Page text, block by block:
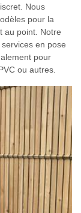
Nous
pour la
au point. Notre
en pose
pour
ou autres.